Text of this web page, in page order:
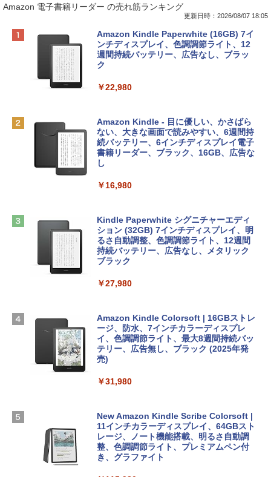
Apple 2026 MacBook Neo A18 Proチッ
プ搭載13インチノートブック：AIとAppl
e Intelligence、Liquid Retinaディスプ
レイ、8GBメモリ、512GB SSD、1080p
ィゴ + 3年延長 AppleCare+ for 13インチ
￥162,598
tomtoc 360°保護 15.6 16インチ パソコ
ンケース Dell NEC Lavie ASUS HP dyna
Apple 2026 MacBook Air M5チップ搭載
13インチノートブック：AIとApple Intell
igence、13.6インチLiquid Retinaディ
スプレイ、16GBユニファイドメモリ、1
ームカメラ、日本語キーボード、Touch I
￥261,414
【Amazon.co.jp限定】 HP ノートパソコ
ン 15-fd 15.6インチ 16GBメモリ 512GB
FMV ノートパソコン WE1-K3 (MS 365 P
ersonal/Copilotキー搭載/Win 11/15.6型/
Core i5/16GB/SSD 512GB/ホワイト) FM
VWK3E15W_AZ
Robloxギフトカード - 800 Robux 【限
定バーチャルアイテムを含む】 【オンラ
インゲームコード】 ロブロックス | オン
ラインコード版
￥1,300
Microsoft Office Home & Business 202
4(最新 永続版)|オンラインコード版|Wind
ows11、10/mac対応|PC2台
￥39,582
インゲームコード】 ロブロックス | オン
ラインコード版
￥3,200
Robloxギフトカード - 1000 Robux 【限
ラインコード版
￥1,600
ト): Java & Bedrock Edition | オンライ
￥3,600
生成AIパスポート公式テキスト 第４版
￥1,766
出す プロンプトの言葉 AI画像生成シリー
ズ (はぴーイラストLabo)
￥480
ClaudeCode いちばんやさしい 教科書:
にもKindle出版にも！ 非エンジニアのた
めのAIコーディング入門シリーズ
￥99
1冊ですべて身につくHTML & CSSとWe
￥1,292
FM TOWNS ハイパー・カタログ: 本体ハ
ェクトリストと最新エミュレータ紹介
Amazon 電子書籍リーダー の売れ筋ランキング
更新日時：2026/08/07 18:05
Amazon Kindle Paperwhite (16GB) 7イ
ンチディスプレイ、色調調節ライト、12
週間持続バッテリー、広告なし、ブラッ
ク
￥22,980
Amazon Kindle - 目に優しい、かさばら
ない、大きな画面で読みやすい、6週間持
続バッテリー、6インチディスプレイ電子
書籍リーダー、ブラック、16GB、広告な
し
￥16,980
Kindle Paperwhite シグニチャーエディ
ション (32GB) 7インチディスプレイ、明
るさ自動調整、色調調節ライト、12週間
持続バッテリー、広告なし、メタリック
ブラック
￥27,980
Amazon Kindle Colorsoft | 16GBストレ
ージ、防水、7インチカラーディスプレ
イ、色調調節ライト、最大8週間持続バッ
テリー、広告無し、ブラック (2025年発
売)
￥31,980
New Amazon Kindle Scribe Colorsoft |
11インチカラーディスプレイ、64GBスト
レージ、ノート機能搭載、明るさ自動調
整、色調調節ライト、プレミアムペン付
き、グラファイト